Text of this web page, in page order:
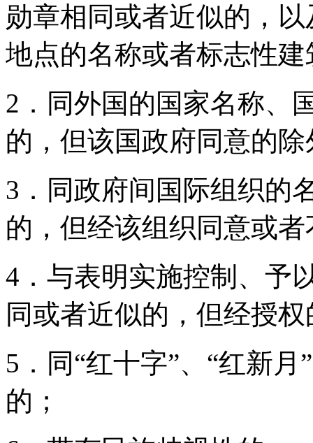
勋章相同或者近似的，
地点的名称或者标志性
2．同外国的国家名称、
的，但该国政府同意的除
3．同政府间国际组织的
的，但经该组织同意或
4．与表明实施控制、予
同或者近似的，但经授
5．同“红十字”、“红新
的；